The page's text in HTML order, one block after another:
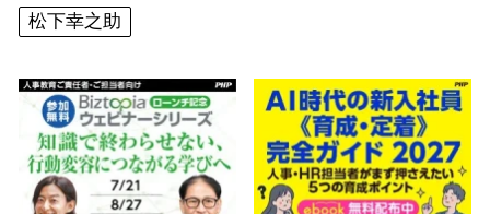
松下幸之助